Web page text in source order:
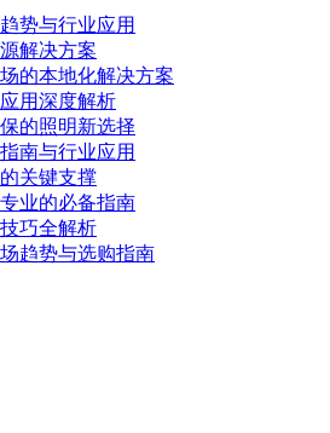
势与行业应用
解决方案
的本地化解决方案
用深度解析
的照明新选择
南与行业应用
关键支撑
业的必备指南
巧全解析
趋势与选购指南